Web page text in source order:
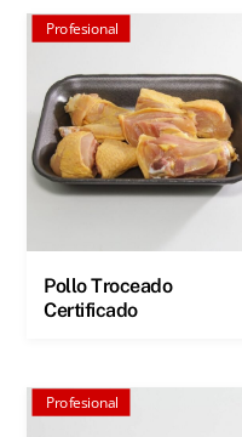
Profesional
Pollo Troceado
Certificado
Profesional